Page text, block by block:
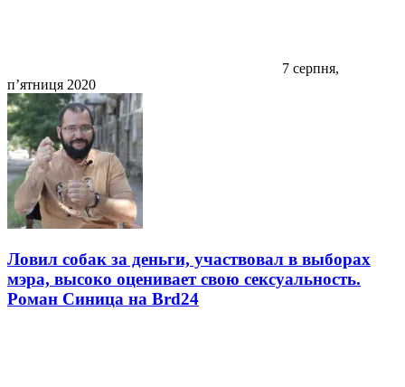
7 серпня,
п’ятниця 2020
Ловил собак за деньги, участвовал в выборах
мэра, высоко оценивает свою сексуальность.
Роман Синица на Brd24